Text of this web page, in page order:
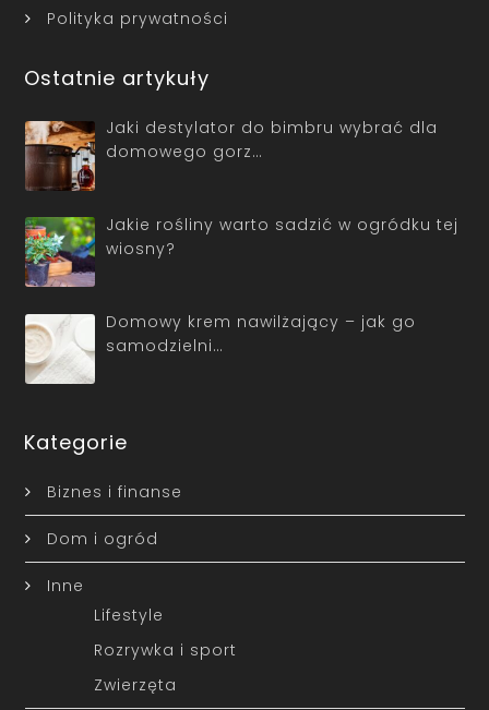
Polityka prywatności
Ostatnie artykuły
Jaki destylator do bimbru wybrać dla
domowego gorz…
Jakie rośliny warto sadzić w ogródku tej
wiosny?
Domowy krem nawilżający – jak go
samodzielni…
Kategorie
Biznes i finanse
Dom i ogród
Inne
Lifestyle
Rozrywka i sport
Zwierzęta